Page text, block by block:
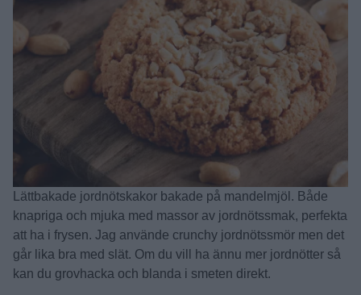
Lättbakade jordnötskakor bakade på mandelmjöl. Både
knapriga och mjuka med massor av jordnötssmak, perfekta
att ha i frysen. Jag använde crunchy jordnötssmör men det
går lika bra med slät. Om du vill ha ännu mer jordnötter så
kan du grovhacka och blanda i smeten direkt.